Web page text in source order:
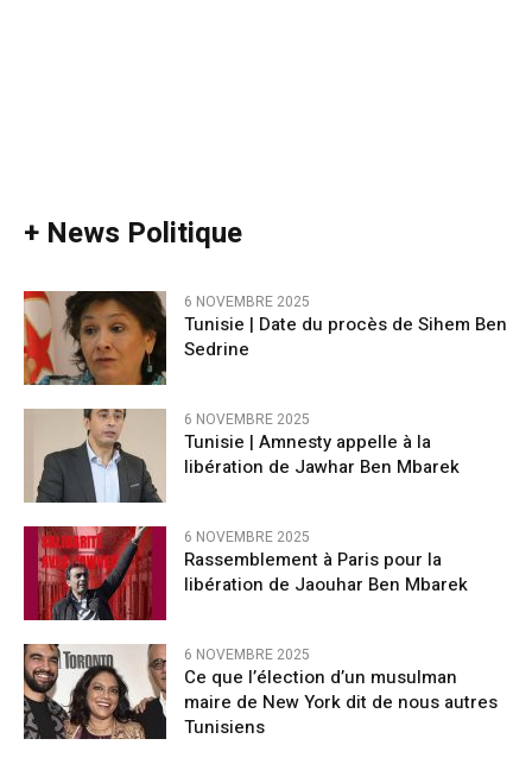
+ News Politique
6 NOVEMBRE 2025
Tunisie | Date du procès de Sihem Ben
Sedrine
6 NOVEMBRE 2025
Tunisie | Amnesty appelle à la
libération de Jawhar Ben Mbarek
6 NOVEMBRE 2025
Rassemblement à Paris pour la
libération de Jaouhar Ben Mbarek
6 NOVEMBRE 2025
Ce que l’élection d’un musulman
maire de New York dit de nous autres
Tunisiens